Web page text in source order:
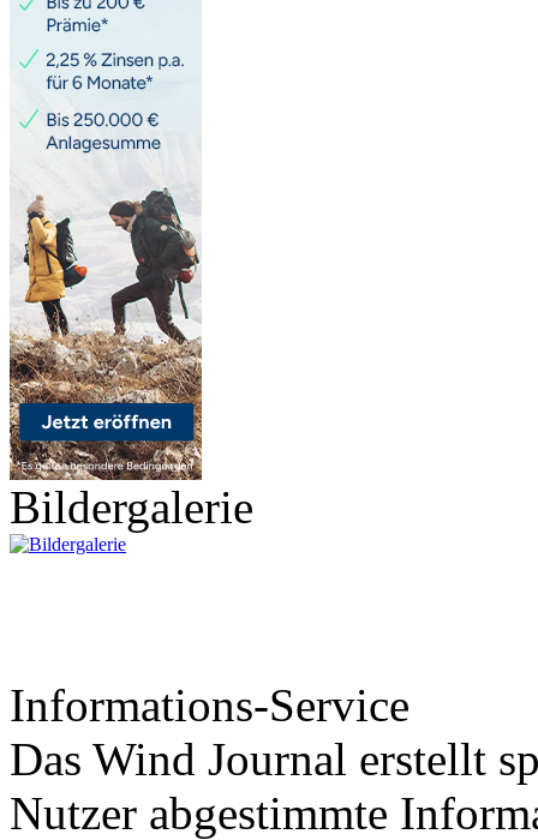
Bildergalerie
Informations-Service
Das Wind Journal erstellt
Nutzer abgestimmte